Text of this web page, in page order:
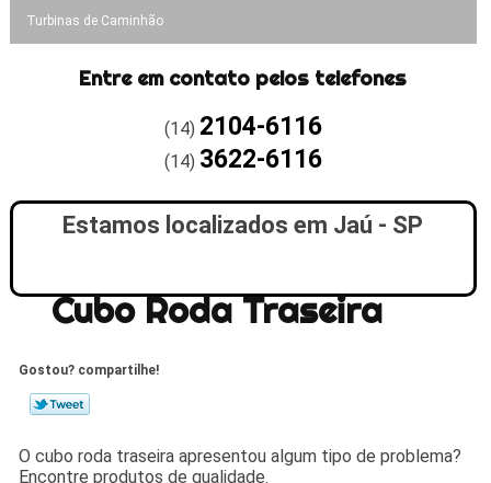
Turbinas de Caminhão
Entre em contato pelos telefones
(14) 2104-6116
(14) 3622-6116
Estamos localizados em Jaú - SP
Cubo Roda Traseira
Gostou? compartilhe!
O cubo roda traseira apresentou algum tipo de problema?
Encontre produtos de qualidade.